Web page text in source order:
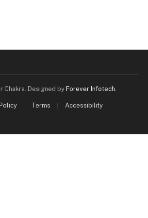
Chakra. Designed by Forever Infotech.
Terms Accessibility